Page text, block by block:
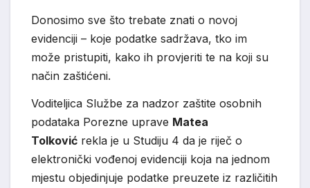
Donosimo sve što trebate znati o novoj
evidenciji – koje podatke sadržava, tko im
može pristupiti, kako ih provjeriti te na koji su
način zaštićeni.
Voditeljica Službe za nadzor zaštite osobnih
podataka Porezne uprave Matea
Tolković rekla je u Studiju 4 da je riječ o
elektronički vođenoj evidenciji koja na jednom
mjestu objedinjuje podatke preuzete iz različitih